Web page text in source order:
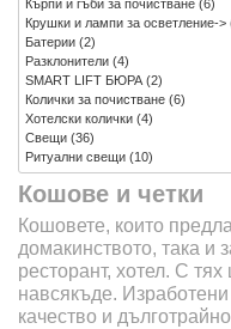
Кошове и четки
Кошовете, които
домакинството, така и
ресторант, хотел. С
навсякъде.
качество и
Кърпи и гъби за почистване (6)
Крушки и лампи за осветление->
Батерии (2)
Разклонители (4)
SMART LIFT БЮРА(2)
Колички за почистване (6)
Хотелски колички (4)
Свещи (36)
Ритуални свещи (10)